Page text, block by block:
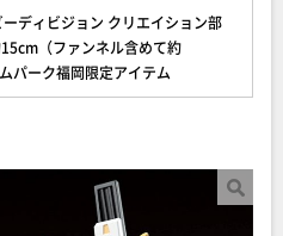
ディビジョン クリエイション部
（ファンネル含めて約
ーク福岡限定アイテム